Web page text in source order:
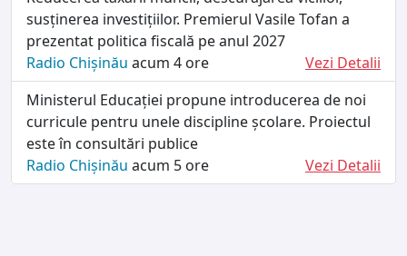
susținerea investițiilor. Premierul Vasile Tofan a
prezentat politica fiscală pe anul 2027
Radio Chișinău acum 4 ore
Vezi Detalii
Ministerul Educației propune introducerea de noi
curricule pentru unele discipline școlare. Proiectul
este în consultări publice
Radio Chișinău acum 5 ore Vezi Detalii